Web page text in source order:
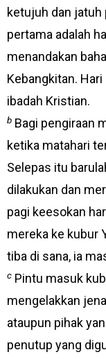
ketujuh dan jatuh
pertama adalah
menandakan
Kebangkitan.
ibadah Kristian.
b Bagi pengiraan
ketika matahari
Selepas itu
dilakukan dan
pagi keesokan
mereka ke kubur
tiba di sana, ia
c Pintu masuk
mengelakkan
ataupun pihak
penutup yang